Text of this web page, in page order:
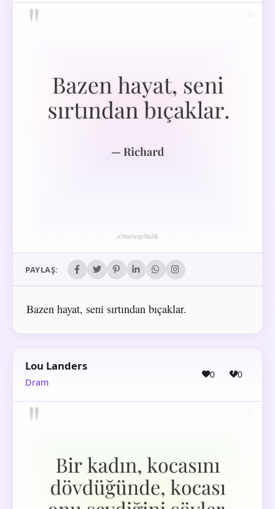
PAYLAŞ:
Bazen hayat, seni sırtından bıçaklar.
Lou Landers
Dram
0 0